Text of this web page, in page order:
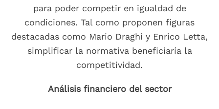
para poder competir en igualdad de
condiciones. Tal como proponen figuras
destacadas como Mario Draghi y Enrico Letta,
simplificar la normativa beneficiaría la
competitividad.
Análisis financiero del sector